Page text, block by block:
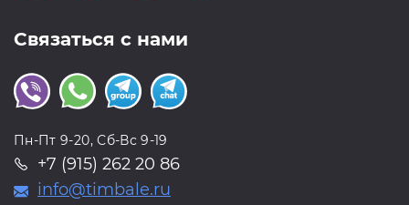
Связаться с нами
Пн-Пт 9-20, Сб-Вс 9-19
+7 (915) 262 20 86
info@timbale.ru